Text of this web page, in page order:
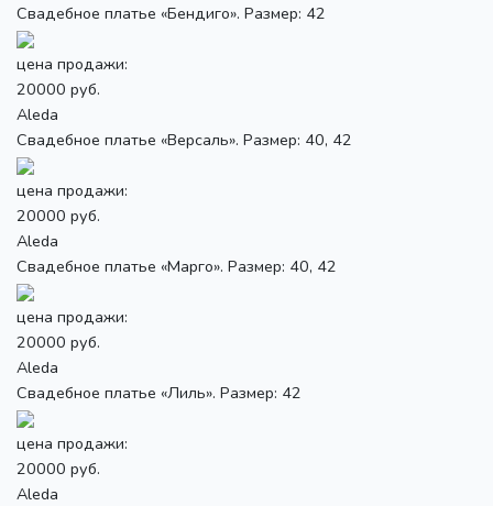
Свадебное платье «Бендиго». Размер: 42
цена продажи:
20000 руб.
Aleda
Свадебное платье «Версаль». Размер: 40, 42
цена продажи:
20000 руб.
Aleda
Свадебное платье «Марго». Размер: 40, 42
цена продажи:
20000 руб.
Aleda
Свадебное платье «Лиль». Размер: 42
цена продажи:
20000 руб.
Aleda